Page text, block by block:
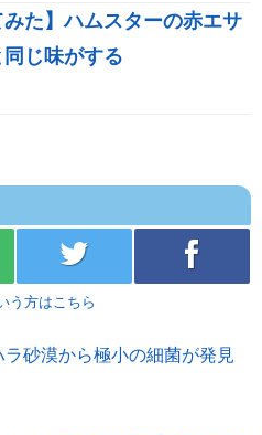
みた】ハムスターの赤エサ
じ味がする
twitter facebook
う方はこちら
砂漠から極小の細菌が発見